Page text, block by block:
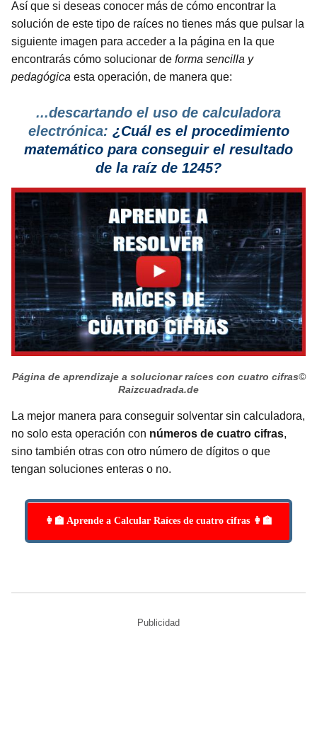
Así que si deseas conocer más de cómo encontrar la
solución de este tipo de raíces no tienes más que pulsar la
siguiente imagen para acceder a la página en la que
encontrarás cómo solucionar de forma sencilla y
pedagógica esta operación, de manera que:
...descartando el uso de calculadora
electrónica: ¿Cuál es el procedimiento
matemático para conseguir el resultado
de la raíz de 1245?
Página de aprendizaje a solucionar raíces con cuatro cifras©
Raizcuadrada.de
La mejor manera para conseguir solventar sin calculadora,
no solo esta operación con números de cuatro cifras,
sino también otras con otro número de dígitos o que
tengan soluciones enteras o no.
👩‍🏫 Aprende a Calcular Raíces de cuatro cifras 👩‍🏫
Publicidad